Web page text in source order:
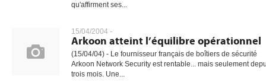
qu'affirment ses...
15/04/2004 -
Arkoon atteint l’équilibre opérationnel
(15/04/04) - Le fournisseur français de boîtiers de sécurité
Arkoon Network Security est rentable... mais seulement
trois mois. Une...